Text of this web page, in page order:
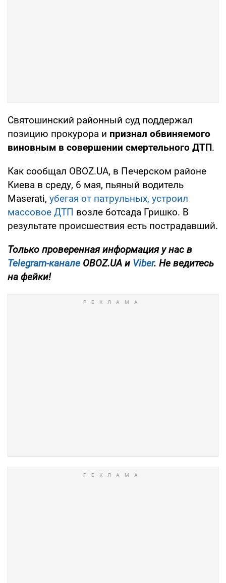
Святошинский районный суд поддержал
позицию прокурора и признал обвиняемого
виновным в совершении смертельного ДТП.
Как сообщал OBOZ.UA, в Печерском районе
Киева в среду, 6 мая, пьяный водитель
Maserati, убегая от патрульных, устроил
массовое ДТП возле ботсада Гришко. В
результате происшествия есть пострадавший.
Только проверенная информация у нас в
Telegram-канале OBOZ.UA и Viber. Не ведитесь
на фейки!